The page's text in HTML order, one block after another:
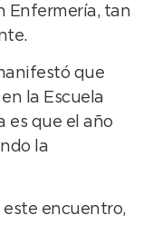
Enfermería, tan
que
la Escuela
es que el año
la
este encuentro,